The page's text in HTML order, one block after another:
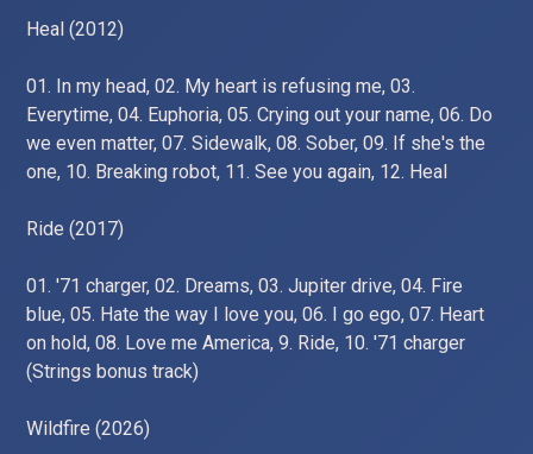
Heal (2012)
01. In my head, 02. My heart is refusing me, 03.
Everytime, 04. Euphoria, 05. Crying out your name, 06. Do
we even matter, 07. Sidewalk, 08. Sober, 09. If she's the
one, 10. Breaking robot, 11. See you again, 12. Heal
Ride (2017)
01. '71 charger, 02. Dreams, 03. Jupiter drive, 04. Fire
blue, 05. Hate the way I love you, 06. I go ego, 07. Heart
on hold, 08. Love me America, 9. Ride, 10. '71 charger
(Strings bonus track)
Wildfire (2026)